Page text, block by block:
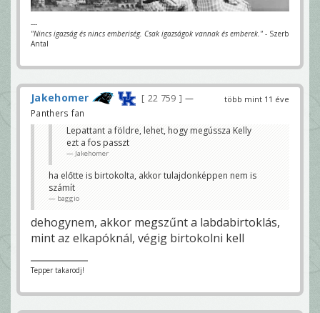
---
"Nincs igazság és nincs emberiség. Csak igazságok vannak és emberek." - Szerb
Antal
több mint 11 éve
Jakehomer 22 759
—
Panthers fan
Lepattant a földre, lehet, hogy megússza Kelly
ezt a fos passzt
Jakehomer
ha előtte is birtokolta, akkor tulajdonképpen nem is
számít
baggio
dehogynem, akkor megszűnt a labdabirtoklás,
mint az elkapóknál, végig birtokolni kell
Tepper takarodj!